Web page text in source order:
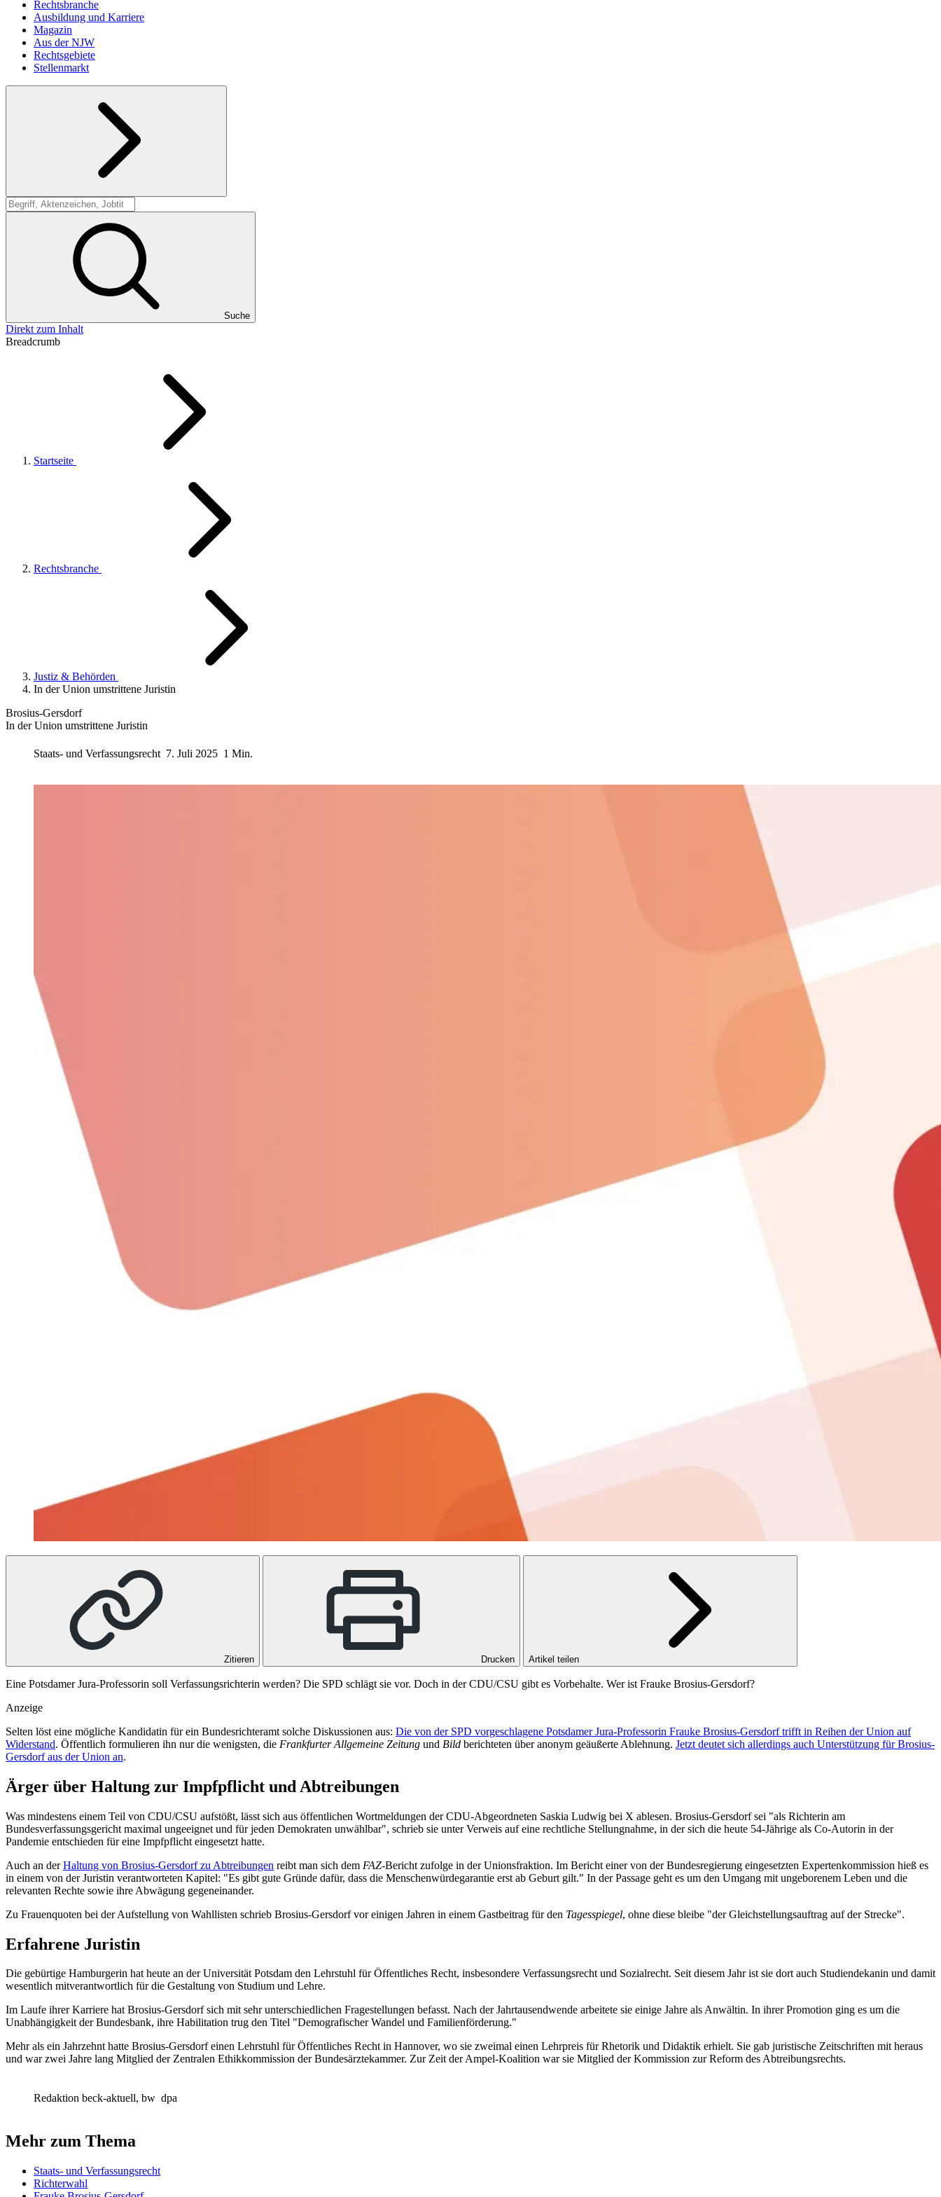
Rechtsbranche
Ausbildung und Karriere
Magazin
Aus der NJW
Rechtsgebiete
Stellenmarkt
Suche
Suche
Direkt zum Inhalt
Breadcrumb
Startseite
Rechtsbranche
Justiz & Behörden
In der Union umstrittene Juristin
Brosius-Gersdorf
In der Union umstrittene Juristin
Staats- und Verfassungsrecht 7. Juli 2025 1 Min.
Zitieren Drucken Artikel teilen
Eine Potsdamer Jura-Professorin soll Verfassungsrichterin werden? Die SPD schlägt sie vor. Doch in der CDU/CSU gibt es Vorbehalte. Wer ist Frauke Brosius-Gersdorf?
Anzeige
Selten löst eine mögliche Kandidatin für ein Bundesrichteramt solche Diskussionen aus: Die von der SPD vorgeschlagene Potsdamer Jura-Professorin Frauke Brosius-Gersdorf trifft in Reihen der Union auf
Widerstand. Öffentlich formulieren ihn nur die wenigsten, die Frankfurter Allgemeine Zeitung und Bild berichteten über anonym geäußerte Ablehnung. Jetzt deutet sich allerdings auch Unterstützung für Brosius-
Gersdorf aus der Union an.
Ärger über Haltung zur Impfpflicht und Abtreibungen
Was mindestens einem Teil von CDU/CSU aufstößt, lässt sich aus öffentlichen Wortmeldungen der CDU-Abgeordneten Saskia Ludwig bei X ablesen. Brosius-Gersdorf sei "als Richterin am
Bundesverfassungsgericht maximal ungeeignet und für jeden Demokraten unwählbar", schrieb sie unter Verweis auf eine rechtliche Stellungnahme, in der sich die heute 54-Jährige als Co-Autorin in der
Pandemie entschieden für eine Impfpflicht eingesetzt hatte.
Auch an derHaltung von Brosius-Gersdorf zu Abtreibungen reibt man sich dem FAZ-Bericht zufolge in der Unionsfraktion. Im Bericht einer von der Bundesregierung eingesetzten Expertenkommission hieß es
in einem von der Juristin verantworteten Kapitel: "Es gibt gute Gründe dafür, dass die Menschenwürdegarantie erst ab Geburt gilt." In der Passage geht es um den Umgang mit ungeborenem Leben und die
relevanten Rechte sowie ihre Abwägung gegeneinander.
Zu Frauenquoten bei der Aufstellung von Wahllisten schrieb Brosius-Gersdorf vor einigen Jahren in einem Gastbeitrag für den Tagesspiegel, ohne diese bleibe "der Gleichstellungsauftrag auf der Strecke".
Erfahrene Juristin
Die gebürtige Hamburgerin hat heute an der Universität Potsdam den Lehrstuhl für Öffentliches Recht, insbesondere Verfassungsrecht und Sozialrecht. Seit diesem Jahr ist sie dort auch Studiendekanin und damit
wesentlich mitverantwortlich für die Gestaltung von Studium und Lehre.
Im Laufe ihrer Karriere hat Brosius-Gersdorf sich mit sehr unterschiedlichen Fragestellungen befasst. Nach der Jahrtausendwende arbeitete sie einige Jahre als Anwältin. In ihrer Promotion ging es um die
Unabhängigkeit der Bundesbank, ihre Habilitation trug den Titel "Demografischer Wandel und Familienförderung."
Mehr als ein Jahrzehnt hatte Brosius-Gersdorf einen Lehrstuhl für Öffentliches Recht in Hannover, wo sie zweimal einen Lehrpreis für Rhetorik und Didaktik erhielt. Sie gab juristische Zeitschriften mit heraus
und war zwei Jahre lang Mitglied der Zentralen Ethikkommission der Bundesärztekammer. Zur Zeit der Ampel-Koalition war sie Mitglied der Kommission zur Reform des Abtreibungsrechts.
Redaktion beck-aktuell, bw dpa
Mehr zum Thema
Staats- und Verfassungsrecht
Richterwahl